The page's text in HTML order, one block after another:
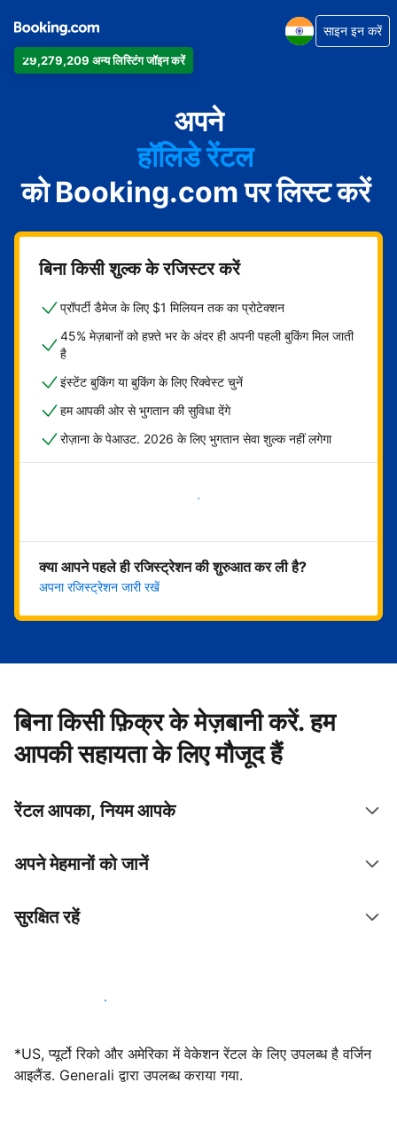
29,279,209 अन्य लिस्टिंग जॉइन करें
साइन इन करें
अपने
अपार्टमेंट
होटल
हॉलिडे रेंटल
गेस्ट हाउस
बेड एंड ब्रेकफ़ास्ट
को Booking.com पर लिस्ट करें
बिना किसी शुल्क के रजिस्टर करें
प्रॉपर्टी डैमेज के लिए $1 मिलियन तक का प्रोटेक्शन
45% मेज़बानों को हफ़्ते भर के अंदर ही अपनी पहली बुकिंग मिल जाती
है
इंस्टेंट बुकिंग या बुकिंग के लिए रिक्वेस्ट चुनें
हम आपकी ओर से भुगतान की सुविधा देंगे
रोज़ाना के पेआउट. 2026 के लिए भुगतान सेवा शुल्क नहीं लगेगा
अभी शुरू करें
क्या आपने पहले ही रजिस्ट्रेशन की शुरुआत कर ली है?
अपना रजिस्ट्रेशन जारी रखें
बिना किसी फ़िक्र के मेज़बानी करें. हम
आपकी सहायता के लिए मौजूद हैं
रेंटल आपका, नियम आपके
अपने मेहमानों को जानें
सुरक्षित रहें
आज ही हमारे साथ मेजबानी करें
*US, प्यूर्टो रिको और अमेरिका में वेकेशन रेंटल के लिए उपलब्ध है वर्जिन
आइलैंड. Generali द्वारा उपलब्ध कराया गया.